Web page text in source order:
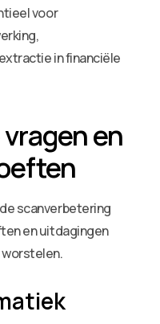
voor
in financiële
en
scanverbetering
en uitdagingen